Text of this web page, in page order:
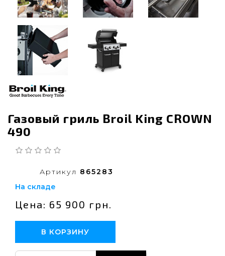
Газовый гриль Broil King CROWN
490
Артикул 865283
На складе
Цена: 65 900 грн.
В КОРЗИНУ